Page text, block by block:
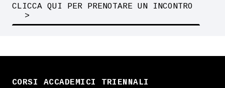
CLICCA QUI PER PRENOTARE UN INCONTRO
CORSI ACCADEMICI TRIENNALI